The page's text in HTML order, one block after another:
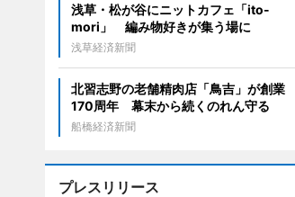
浅草・松が谷にニットカフェ「ito-
mori」 編み物好きが集う場に
浅草経済新聞
北習志野の老舗精肉店「鳥吉」が創業
170周年 幕末から続くのれん守る
船橋経済新聞
プレスリリース